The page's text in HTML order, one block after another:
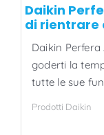
Daikin
di rientrare
Daikin
goderti la
tutte le sue
Prodotti Daikin